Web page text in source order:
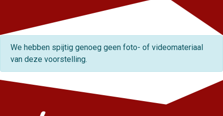
We hebben spijtig genoeg geen foto- of videomateriaal
van deze voorstelling.